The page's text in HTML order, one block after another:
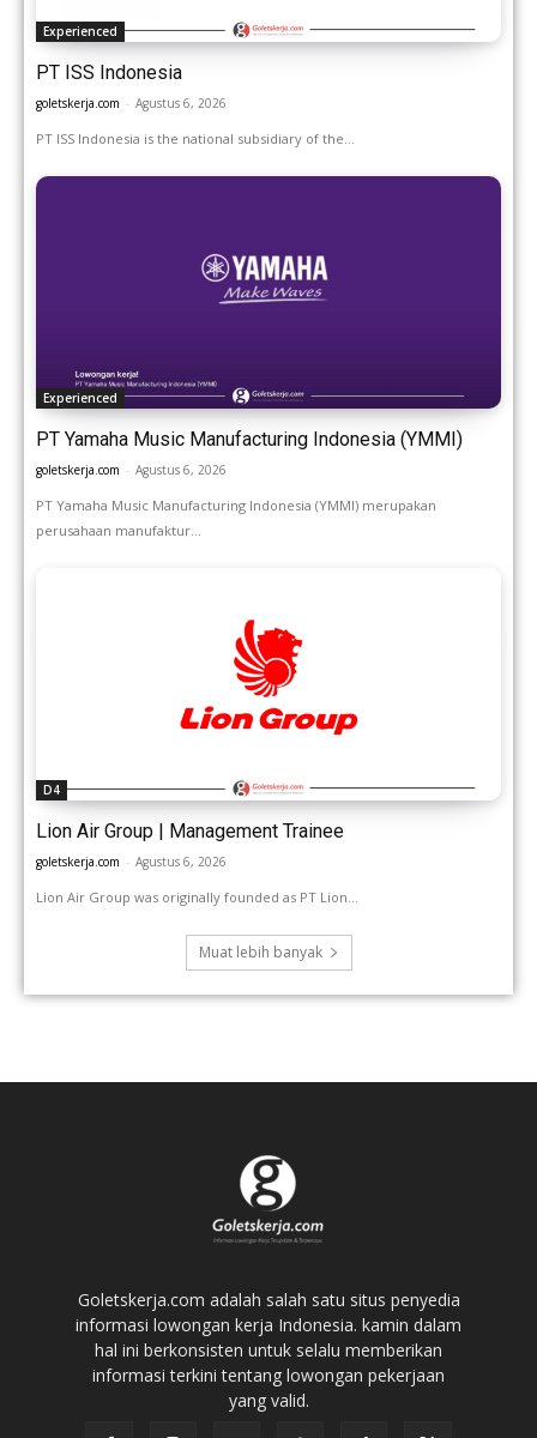
Experienced
PT ISS Indonesia
goletskerja.com - Agustus 6, 2026
PT ISS Indonesia is the national subsidiary of the...
Experienced
PT Yamaha Music Manufacturing Indonesia (YMMI)
goletskerja.com - Agustus 6, 2026
PT Yamaha Music Manufacturing Indonesia (YMMI) merupakan
perusahaan manufaktur...
D4
Lion Air Group | Management Trainee
goletskerja.com - Agustus 6, 2026
Lion Air Group was originally founded as PT Lion...
Muat lebih banyak
Goletskerja.com adalah salah satu situs penyedia
informasi lowongan kerja Indonesia. kamin dalam
hal ini berkonsisten untuk selalu memberikan
informasi terkini tentang lowongan pekerjaan
yang valid.